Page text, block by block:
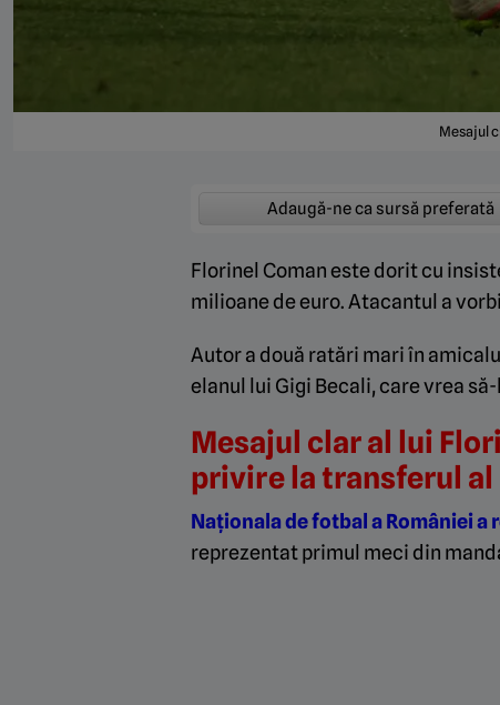
Mesajul
Adaugă-ne ca sursă preferată
Florinel Coman este dorit cu
milioane de euro. Atacantul a
Autor a două ratări mari în
elanul lui Gigi Becali, care vrea
Mesajul clar al lui
privire la transferul al
Naționala de fotbal a României a
reprezentat primul meci din